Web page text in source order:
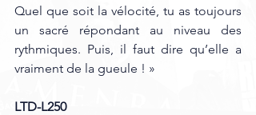
Quel que soit la vélocité, tu as toujours
un sacré répondant au niveau des
rythmiques. Puis, il faut dire qu’elle a
vraiment de la gueule ! »
LTD-L250